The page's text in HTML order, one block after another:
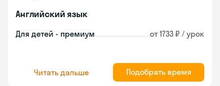
Английский язык
Для детей - премиум от 1733 ₽ / урок
Читать дальше Подобрать время